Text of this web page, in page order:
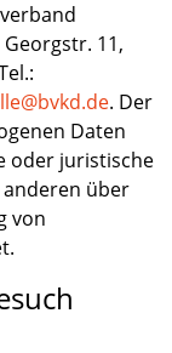
11,
. Der
Daten
oder juristische
über
von